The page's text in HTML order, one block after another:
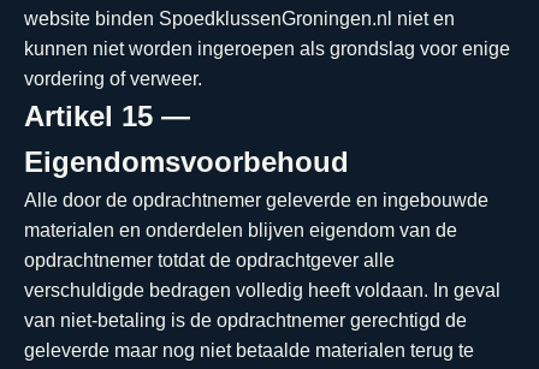
website binden SpoedklussenGroningen.nl niet en
kunnen niet worden ingeroepen als grondslag voor enige
vordering of verweer.
Artikel 15 —
Eigendomsvoorbehoud
Alle door de opdrachtnemer geleverde en ingebouwde
materialen en onderdelen blijven eigendom van de
opdrachtnemer totdat de opdrachtgever alle
verschuldigde bedragen volledig heeft voldaan. In geval
van niet-betaling is de opdrachtnemer gerechtigd de
geleverde maar nog niet betaalde materialen terug te